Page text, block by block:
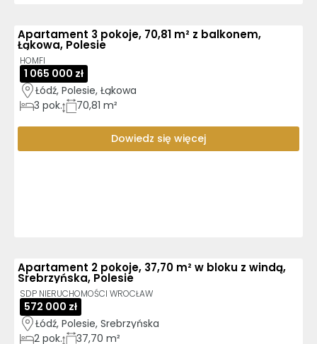
Apartament 3 pokoje, 70,81 m² z balkonem,
Łąkowa, Polesie
HOMFI
1 065 000 zł
Łódź, Polesie, Łąkowa
3 pok. 70,81 m²
Dowiedz się więcej
Apartament 2 pokoje, 37,70 m² w bloku z windą,
Srebrzyńska, Polesie
SDP NIERUCHOMOŚCI WROCŁAW
572 000 zł
Łódź, Polesie, Srebrzyńska
2 pok. 37,70 m²